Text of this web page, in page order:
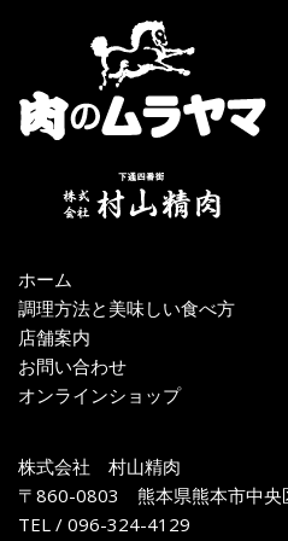
ホーム
調理方法と美味しい食べ方
店舗案内
お問い合わせ
オンラインショップ
株式会社 村山精肉
〒860-0803 熊本県熊本市中央
TEL / 096-324-4129